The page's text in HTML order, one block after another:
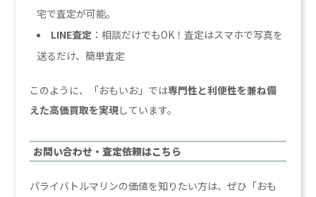
宅で査定が可能。
LINE査定 ：相談だけでもOK！査定はスマホで写真を
送るだけ、簡単査定
このように、「おもいお」では専門性と利便性を兼ね備
えた高価買取を実現しています。
お問い合わせ・査定依頼はこちら
パライバトルマリンの価値を知りたい方は、ぜひ「おも